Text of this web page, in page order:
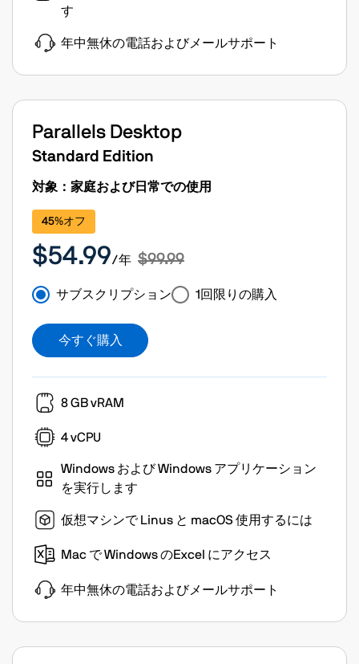
Parallels Desktop
Standard Edition
対象：家庭および日常での使用
45%オフ
$54.99/年 $99.99
サブスクリプション 1回限りの購入
今すぐ購入
8 GB vRAM
4 vCPU
Windows および Windows アプリケーション
を実行します
仮想マシンで Linus と macOS 使用するには
Mac で Windows のExcel にアクセス
年中無休の電話およびメールサポート
す
年中無休の電話およびメールサポート